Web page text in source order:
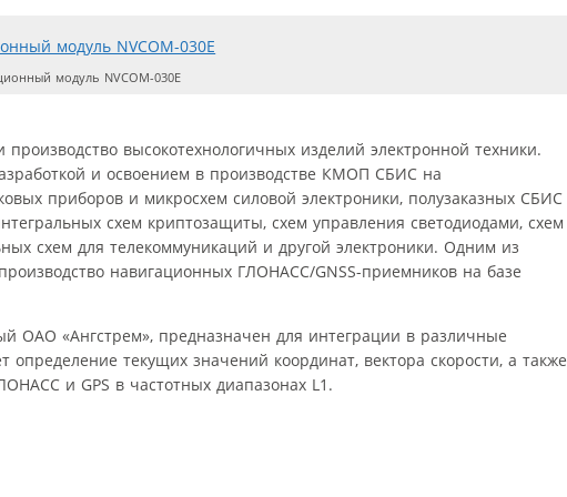
модуль NVCOM-030E
высокотехнологичных изделий электронной техники.
и освоением в производстве КМОП СБИС на
приборов и микросхем силовой электроники, полузаказных СБИС
схем криптозащиты, схем управления светодиодами, схем
схем для телекоммуникаций и другой электроники. Одним из
навигационных ГЛОНАСС/GNSS-приемников на базе
ОАО «Ангстрем», предназначен для интеграции в различные
текущих значений координат, вектора скорости, а также
и GPS в частотных диапазонах L1.